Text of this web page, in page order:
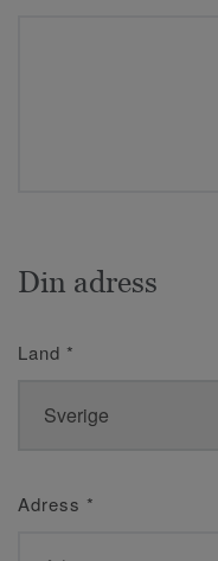
Din adress
Land *
Adress *